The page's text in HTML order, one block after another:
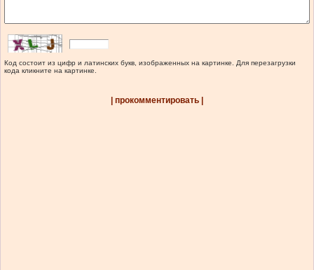
Код состоит из цифр и латинских букв, изображенных на картинке. Для перезагрузки
кода кликните на картинке.
| прокомментировать |